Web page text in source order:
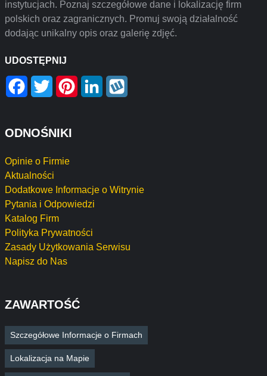
instytucjach. Poznaj szczegółowe dane i lokalizację firm
polskich oraz zagranicznych. Promuj swoją działalność
dodając unikalny opis oraz galerię zdjęć.
UDOSTĘPNIJ
Facebook
Twitter PinterestLinkedIn
ODNOŚNIKI
Opinie o Firmie
Aktualności
Dodatkowe Informacje o Witrynie
Pytania i Odpowiedzi
Katalog Firm
Polityka Prywatności
Zasady Użytkowania Serwisu
Napisz do Nas
ZAWARTOŚĆ
Szczegółowe Informacje o Firmach
Lokalizacja na Mapie